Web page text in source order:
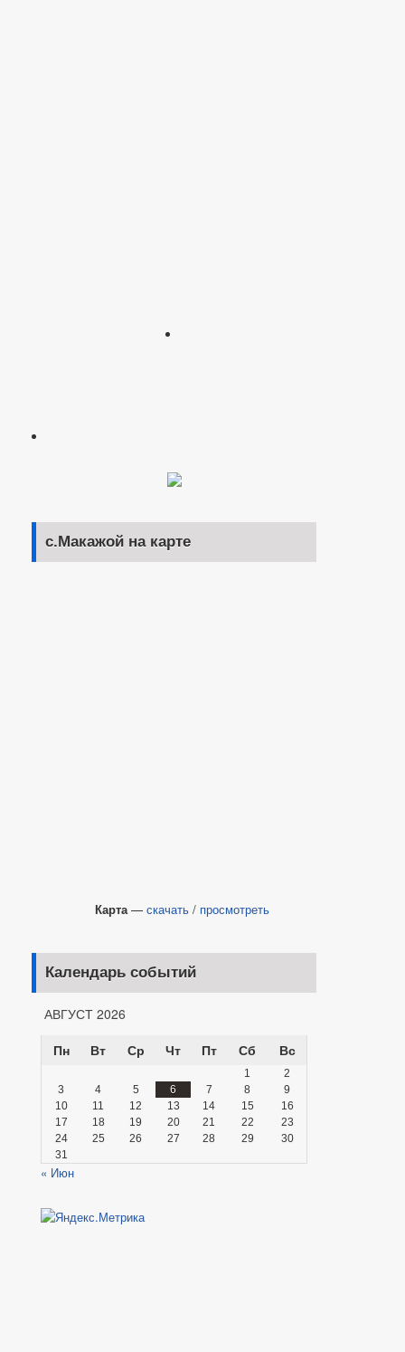
с.Макажой на карте
Карта — скачать / просмотреть
Календарь событий
АВГУСТ 2026
Пн
Вт Ср Чт Пт Сб Вс
1
2
3
4 5 6 7 8
9
10
11 12 13 14 15
16
17
18 19 20 21 22
23
24
25 26 27 28 29
30
31
« Июн